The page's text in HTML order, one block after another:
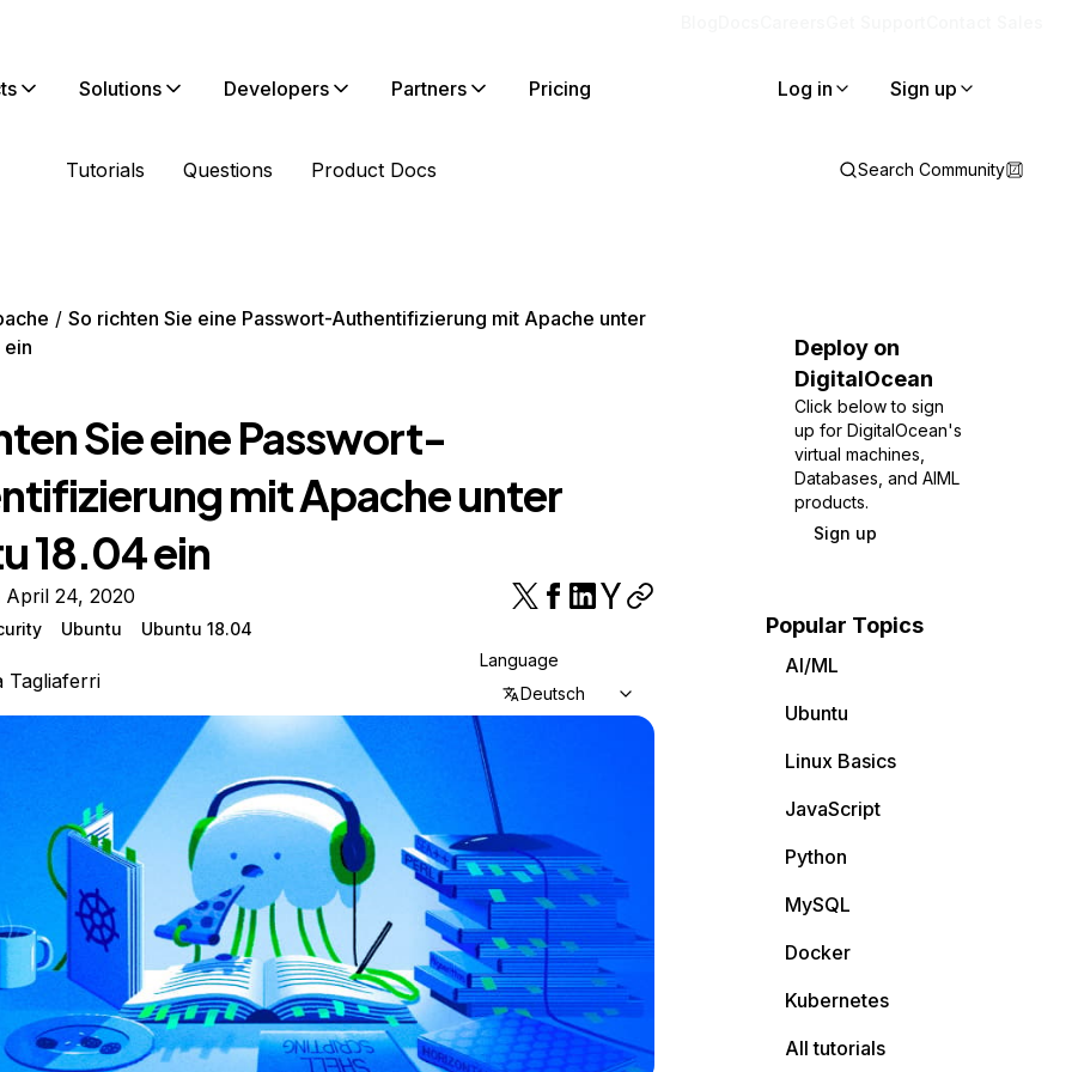
Solutions Developers Partners Pricing Log in Sign up
Tutorials Questions Product Docs Search Community
So richten Sie eine Passwort-Authentifizierung mit Apache unter
ein
Sie eine Passwort-
mit Apache unter
18.04 ein
April 24, 2020
Ubuntu Ubuntu 18.04
Tagliaferri
Language
Deutsch
Deploy on
DigitalOcean
Click below to sign
up for DigitalOcean's
virtual machines,
Databases, and AIML
products.
Sign up
Popular Topics
AI/ML
Ubuntu
Linux Basics
JavaScript
Python
MySQL
Docker
Kubernetes
All tutorials